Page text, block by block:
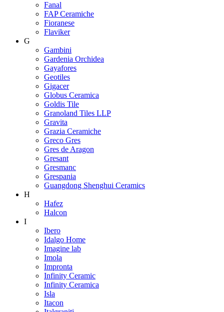
Fanal
FAP Ceramiche
Fioranese
Flaviker
G
Gambini
Gardenia Orchidea
Gayafores
Geotiles
Gigacer
Globus Ceramica
Goldis Tile
Granoland Tiles LLP
Gravita
Grazia Ceramiche
Greco Gres
Gres de Aragon
Gresant
Gresmanc
Grespania
Guangdong Shenghui Ceramics
H
Hafez
Halcon
I
Ibero
Idalgo Home
Imagine lab
Imola
Impronta
Infinity Ceramic
Infinity Ceramica
Isla
Itacon